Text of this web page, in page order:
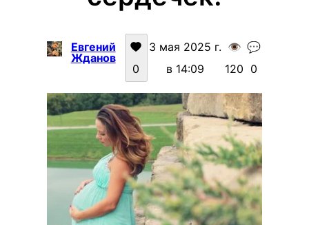
Евгений
Жданов
0
3 мая 2025 г.
в 14:09
👁️
120
💬
0